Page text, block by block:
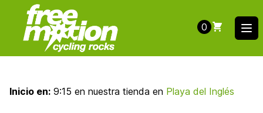
0
Inicio en: 9:15 en nuestra tienda en Playa del Inglés